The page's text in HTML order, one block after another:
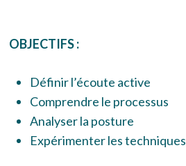
OBJECTIFS :
Définir l’écoute active
Comprendre le processus
Analyser la posture
Expérimenter les techniques